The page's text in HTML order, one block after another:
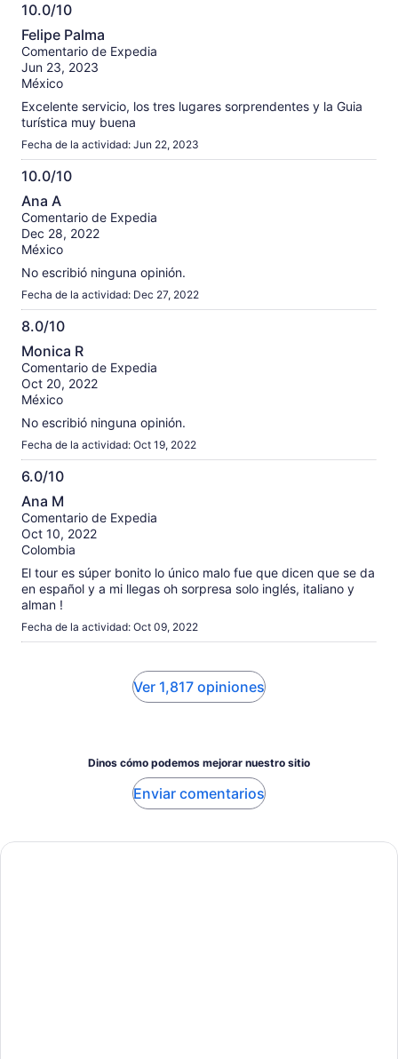
10.0/10
10.0
de
10
Felipe Palma
Comentario de Expedia
Jun 23, 2023
México
Excelente servicio, los tres lugares sorprendentes y la Guia
turística muy buena
Fecha de la actividad: Jun 22, 2023
10.0/10
10.0
de
10
Ana A
Comentario de Expedia
Dec 28, 2022
México
No escribió ninguna opinión.
Fecha de la actividad: Dec 27, 2022
8.0/10
8.0
de
10
Monica R
Comentario de Expedia
Oct 20, 2022
México
No escribió ninguna opinión.
Fecha de la actividad: Oct 19, 2022
6.0/10
6.0
de
10
Ana M
Comentario de Expedia
Oct 10, 2022
Colombia
El tour es súper bonito lo único malo fue que dicen que se da
en español y a mi llegas oh sorpresa solo inglés, italiano y
alman !
Fecha de la actividad: Oct 09, 2022
Ver 1,817 opiniones
Dinos cómo podemos mejorar nuestro sitio
Enviar comentarios